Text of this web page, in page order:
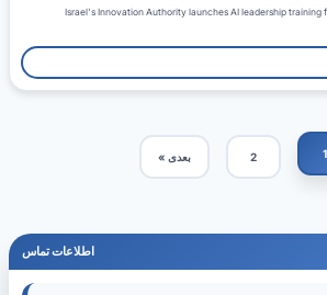
Israel's Innovation Authority launches AI leadership training
1
2 بعدی »
اطلاعات تماس